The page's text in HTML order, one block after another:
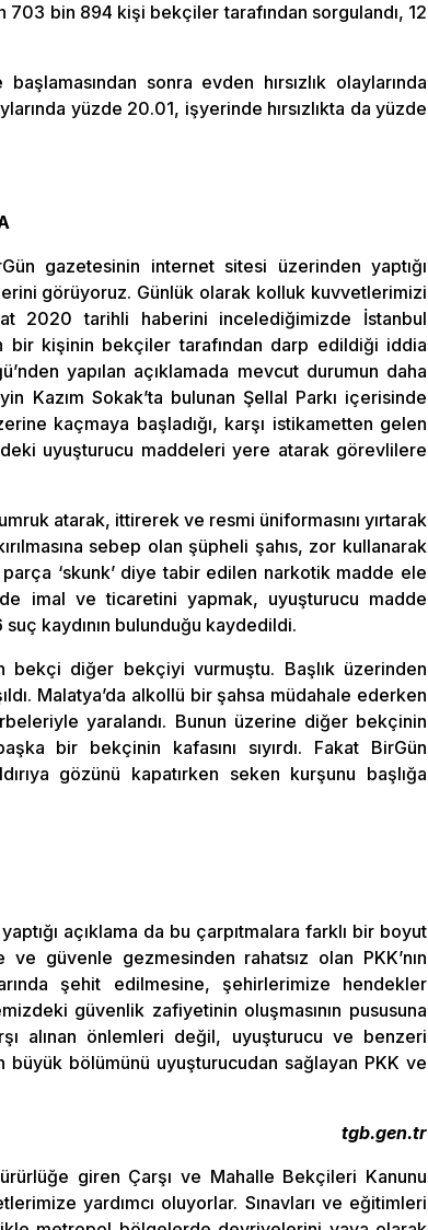
703 bin 894 kişi bekçiler tarafından sorgulandı, 12
sonra evden hırsızlık olaylarında
yüzde 20.01, işyerinde hırsızlıkta da yüzde
gazetesinin internet sitesi üzerinden yaptığı
görüyoruz. Günlük olarak kolluk kuvvetlerimizi
2020 tarihli haberini incelediğimizde İstanbul
bir kişinin bekçiler tarafından darp edildiği iddia
yapılan açıklamada mevcut durumun daha
Kazım Sokak’ta bulunan Şellal Parkı içerisinde
kaçmaya başladığı, karşı istikametten gelen
uyuşturucu maddeleri yere atarak görevlilere
atarak, ittirerek ve resmi üniformasını yırtarak
sebep olan şüpheli şahıs, zor kullanarak
‘skunk’ diye tabir edilen narkotik madde ele
imal ve ticaretini yapmak, uyuşturucu madde
kaydının bulunduğu kaydedildi.
diğer bekçiyi vurmuştu. Başlık üzerinden
Malatya’da alkollü bir şahsa müdahale ederken
yaralandı. Bunun üzerine diğer bekçinin
bir bekçinin kafasını sıyırdı. Fakat BirGün
gözünü kapatırken seken kurşunu başlığa
açıklama da bu çarpıtmalara farklı bir boyut
ve güvenle gezmesinden rahatsız olan PKK’nın
şehit edilmesine, şehirlerimize hendekler
güvenlik zafiyetinin oluşmasının pususuna
alınan önlemleri değil, uyuşturucu ve benzeri
bölümünü uyuşturucudan sağlayan PKK ve
tgb.gen.tr
giren Çarşı ve Mahalle Bekçileri Kanunu
yardımcı oluyorlar. Sınavları ve eğitimleri